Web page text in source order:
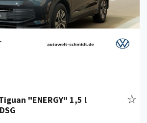
"ENERGY" 1,5 l